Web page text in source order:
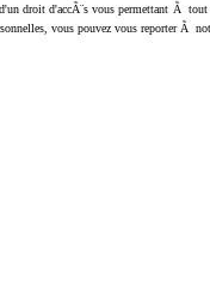
d'accÃ¨s vous permettant Ã
vous pouvez vous reporter Ã